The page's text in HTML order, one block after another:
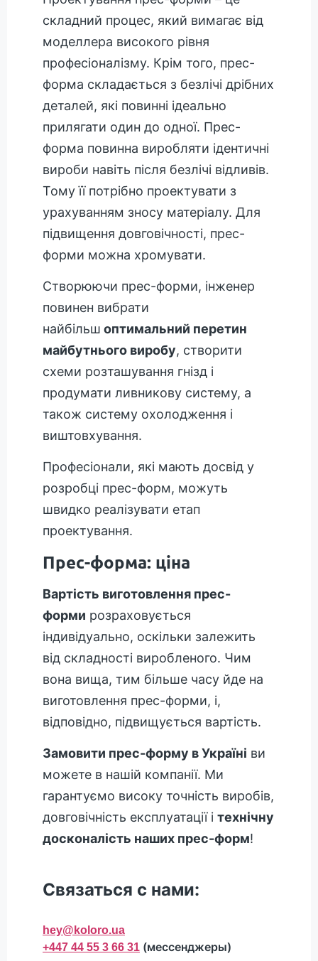
складний процес, який вимагає від
моделлера високого рівня
професіоналізму. Крім того, прес-
форма складається з безлічі дрібних
деталей, які повинні ідеально
прилягати один до одної. Прес-
форма повинна виробляти ідентичні
вироби навіть після безлічі відливів.
Тому її потрібно проектувати з
урахуванням зносу матеріалу. Для
підвищення довговічності, прес-
форми можна хромувати.
Створюючи прес-форми, інженер
повинен вибрати
найбільш оптимальний перетин
майбутнього виробу, створити
схеми розташування гнізд і
продумати ливникову систему, а
також систему охолодження і
виштовхування.
Професіонали, які мають досвід у
розробці прес-форм, можуть
швидко реалізувати етап
проектування.
Прес-форма: ціна
Вартість виготовлення прес-
форми розраховується
індивідуально, оскільки залежить
від складності виробленого. Чим
вона вища, тим більше часу йде на
виготовлення прес-форми, і,
відповідно, підвищується вартість.
Замовити прес-форму в Україні ви
можете в нашій компанії. Ми
гарантуємо високу точність виробів,
довговічність експлуатації і технічну
досконалість наших прес-форм!
Связаться с нами:
hey@koloro.ua
+447 44 55 3 66 31 (мессенджеры)